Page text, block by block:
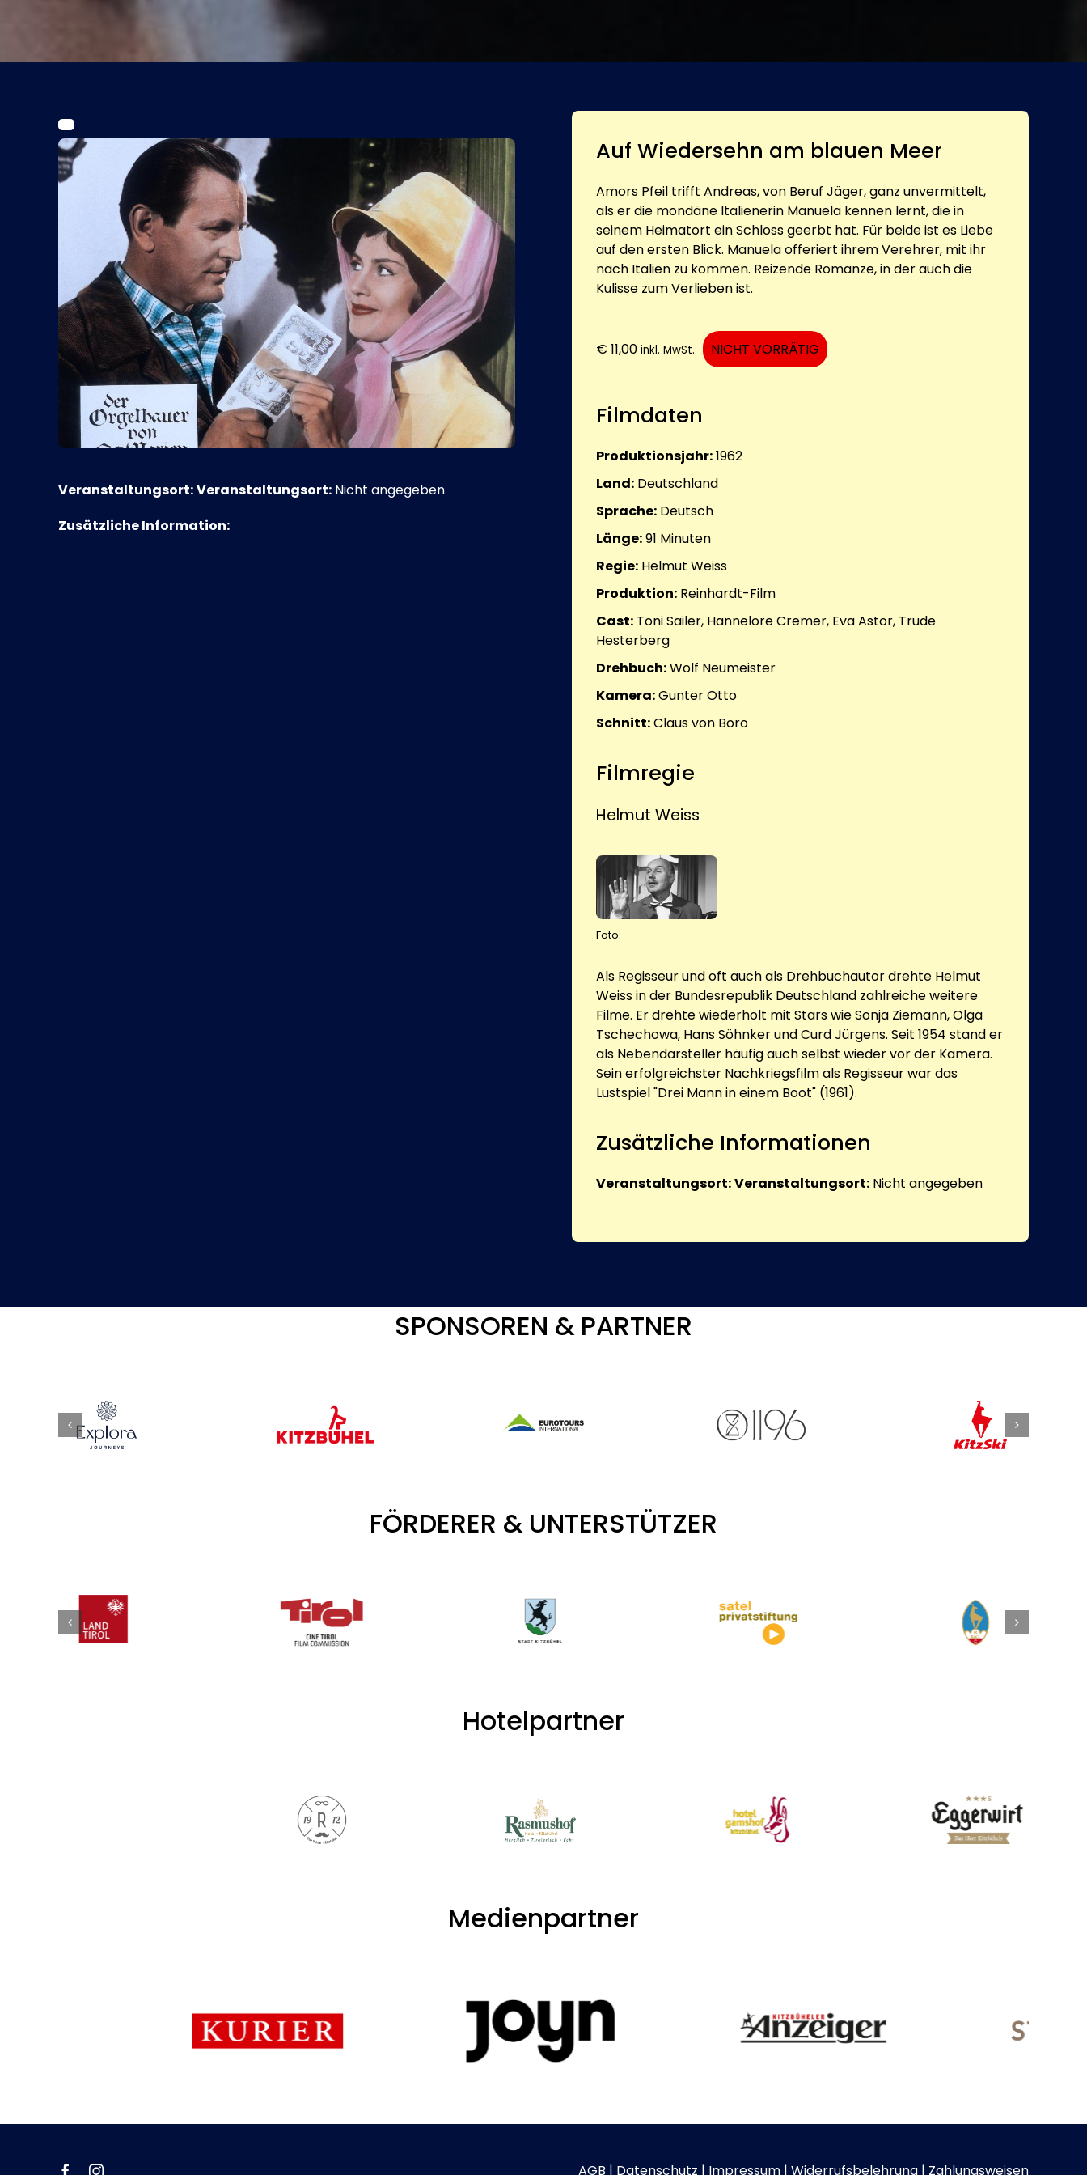
Veranstaltungsort:Veranstaltungsort: Nicht angegeben
Zusätzliche Information:
Auf Wiedersehn am blauen Meer
Amors Pfeil trifft Andreas, von Beruf Jäger, ganz unvermittelt,
als er die mondäne Italienerin Manuela kennen lernt, die in
seinem Heimatort ein Schloss geerbt hat. Für beide ist es Liebe
auf den ersten Blick. Manuela offeriert ihrem Verehrer, mit ihr
nach Italien zu kommen. Reizende Romanze, in der auch die
Kulisse zum Verlieben ist.
€ 11,00 inkl. MwSt. NICHT VORRÄTIG
Filmdaten
Produktionsjahr:1962
Land: Deutschland
Sprache: Deutsch
Länge:91 Minuten
Regie: Helmut Weiss
Produktion: Reinhardt-Film
Cast: Toni Sailer, Hannelore Cremer, Eva Astor, Trude
Hesterberg
Drehbuch:Wolf Neumeister
Kamera:Gunter Otto
Schnitt:Claus von Boro
Filmregie
Helmut Weiss
Foto:
Als Regisseur und oft auch als Drehbuchautor drehte Helmut
Weiss in der Bundesrepublik Deutschland zahlreiche weitere
Filme. Er drehte wiederholt mit Stars wie Sonja Ziemann, Olga
Tschechowa, Hans Söhnker und Curd Jürgens. Seit 1954 stand er
als Nebendarsteller häufig auch selbst wieder vor der Kamera.
Sein erfolgreichster Nachkriegsfilm als Regisseur war das
Lustspiel "Drei Mann in einem Boot" (1961).
Zusätzliche Informationen
Veranstaltungsort:Veranstaltungsort: Nicht angegeben
SPONSOREN & PARTNER
FÖRDERER & UNTERSTÜTZER
Hotelpartner
Medienpartner
AGB | Datenschutz | Impressum |Widerrufsbelehrung | Zahlungsweisen